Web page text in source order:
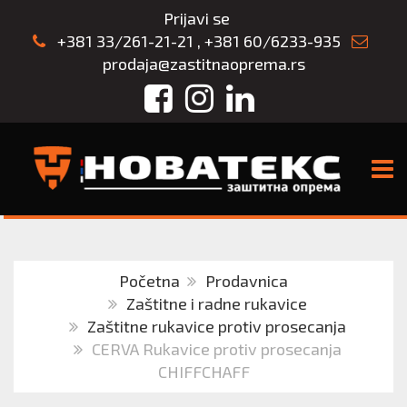
Prijavi se
+381 33/261-21-21 , +381 60/6233-935
prodaja@zastitnaoprema.rs
FacebookInstagram
LinkedIn
Početna
Prodavnica
Zaštitne i radne rukavice
Zaštitne rukavice protiv prosecanja
CERVA Rukavice protiv prosecanja
CHIFFCHAFF